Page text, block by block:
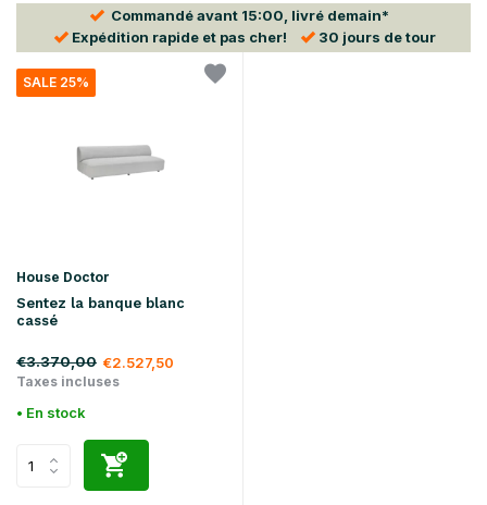
Commandé avant 15:00 , livré demain*
Expédition rapide et pas cher! 30 jours de tour
SALE 25%
House Doctor
Sentez la banque blanc
cassé
€3.370,00 €2.527,50
Taxes incluses
• En stock